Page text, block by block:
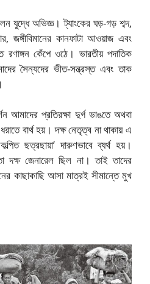
যুদ্ধে অভিজ্ঞ। ট্যাংকের ঘড়-গড় শব্দ,
জঙ্গীবিমানের কানফাটা আওয়াজ এবং
কেঁপে ওঠে। ভারতীয় পদাতিক
সৈন্যদের ভীত-সন্ত্রস্ত এবং তাক
আমাদের প্রতিরক্ষা দুর্গ ভাঙতে অথবা
বার্থ হয়। দক্ষ নেতৃত্ব না থাকায় এ
ছত্রছায়া’ দারুণভাবে ব্যর্থ হয়।
দক্ষ জেনারেল ছিল না। তাই তাদের
কাছাকাছি আসা মাত্রই সীমান্তে মুখ